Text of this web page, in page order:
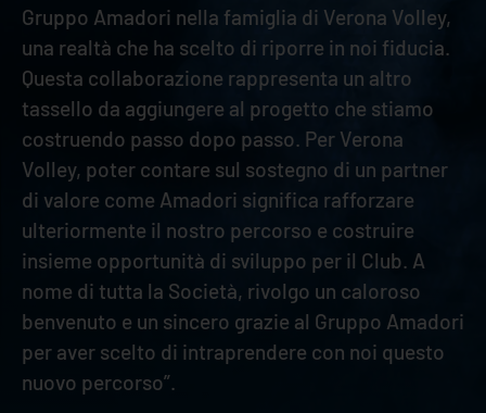
Gruppo Amadori nella famiglia di Verona Volley,
una realtà che ha scelto di riporre in noi fiducia.
Questa collaborazione rappresenta un altro
tassello da aggiungere al progetto che stiamo
costruendo passo dopo passo. Per Verona
Volley, poter contare sul sostegno di un partner
di valore come Amadori significa rafforzare
ulteriormente il nostro percorso e costruire
insieme opportunità di sviluppo per il Club. A
nome di tutta la Società, rivolgo un caloroso
benvenuto e un sincero grazie al Gruppo Amadori
per aver scelto di intraprendere con noi questo
nuovo percorso”.